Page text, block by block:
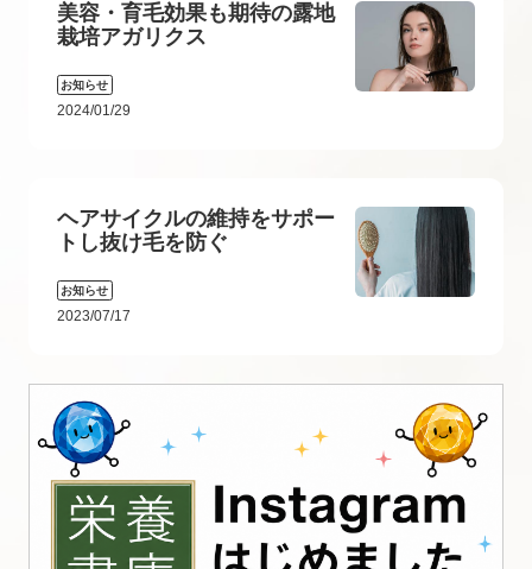
美容・育毛効果も期待の露地
栽培アガリクス
お知らせ
2024/01/29
ヘアサイクルの維持をサポー
トし抜け毛を防ぐ
お知らせ
2023/07/17